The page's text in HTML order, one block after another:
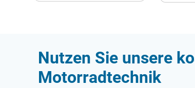
Nutzen Sie unsere
Motorradtechnik